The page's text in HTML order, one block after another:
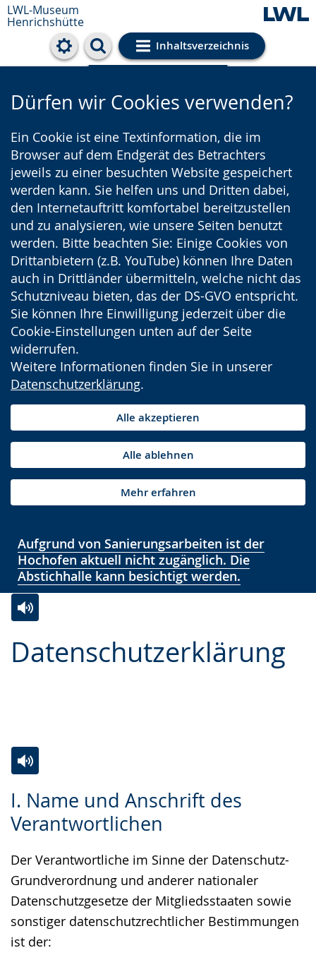
LWL-Museum
Henrichshütte
Inhaltsverzeichnis
Cookie-Einstellungen
Dürfen wir Cookies verwenden?
Ein Cookie ist eine Textinformation, die im
Browser auf dem Endgerät des Betrachters
jeweils zu einer besuchten Website gespeichert
werden kann. Sie helfen uns und Dritten dabei,
den Internetauftritt komfortabel bereitzustellen
und zu analysieren, wie unsere Seiten benutzt
werden. Bitte beachten Sie: Einige Cookies von
Drittanbietern (z.B. YouTube) können Ihre Daten
auch in Drittländer übermitteln, welche nicht das
Schutzniveau bieten, das der DS-GVO entspricht.
Sie können Ihre Einwilligung jederzeit über die
Cookie-Einstellungen unten auf der Seite
widerrufen.
Weitere Informationen finden Sie in unserer
Datenschutzerklärung.
Alle akzeptieren
Alle ablehnen
Mehr erfahren
Aufgrund von Sanierungsarbeiten ist der
Hochofen aktuell nicht zugänglich. Die
Abstichhalle kann besichtigt werden.
Datenschutzerklärung
Leichten
Audio-
Video
angezeigt.
I. Name und Anschrift des
Verantwortlichen
Der Verantwortliche im Sinne der Datenschutz-
Grundverordnung und anderer nationaler
Datenschutzgesetze der Mitgliedsstaaten sowie
sonstiger datenschutzrechtlicher Bestimmungen
ist der:
Leichten
Sprache
Audio-
Unterstützung.
Video
in
Gebärdensprache
wird
angezeigt.